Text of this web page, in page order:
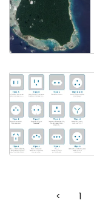
< 1